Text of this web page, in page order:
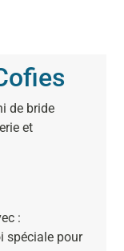
de bride
et
:
spéciale pour